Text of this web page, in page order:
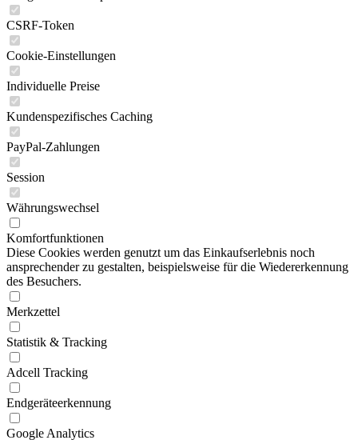
CSRF-Token
Cookie-Einstellungen
Individuelle Preise
Kundenspezifisches Caching
PayPal-Zahlungen
Session
Währungswechsel
Komfortfunktionen
Diese Cookies werden genutzt um das Einkaufserlebnis noch
ansprechender zu gestalten, beispielsweise für die Wiedererkennung
des Besuchers.
Merkzettel
Statistik & Tracking
Adcell Tracking
Endgeräteerkennung
Google Analytics